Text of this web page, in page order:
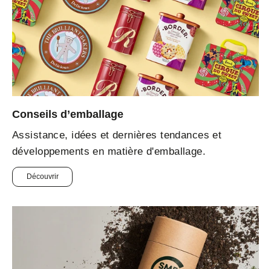
Conseils d’emballage
Assistance, idées et dernières tendances et
développements en matière d'emballage.
Découvrir